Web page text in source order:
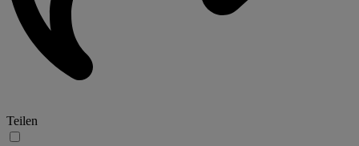
Teilen